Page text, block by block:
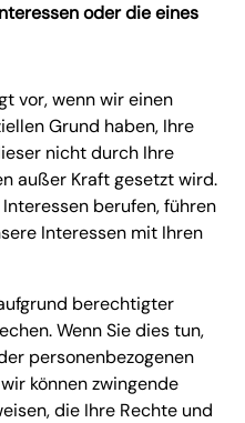
oder die eines
vor, wenn wir einen
Grund haben, Ihre
nicht durch Ihre
außer Kraft gesetzt wird.
berufen, führen
Interessen mit Ihren
berechtigter
Wenn Sie dies tun,
personenbezogenen
können zwingende
die Ihre Rechte und